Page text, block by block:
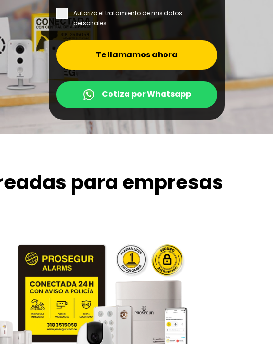
Autorizo el tratamiento de mis datos
personales.
Te llamamos ahora
Cotiza por Whatsapp
para empresas